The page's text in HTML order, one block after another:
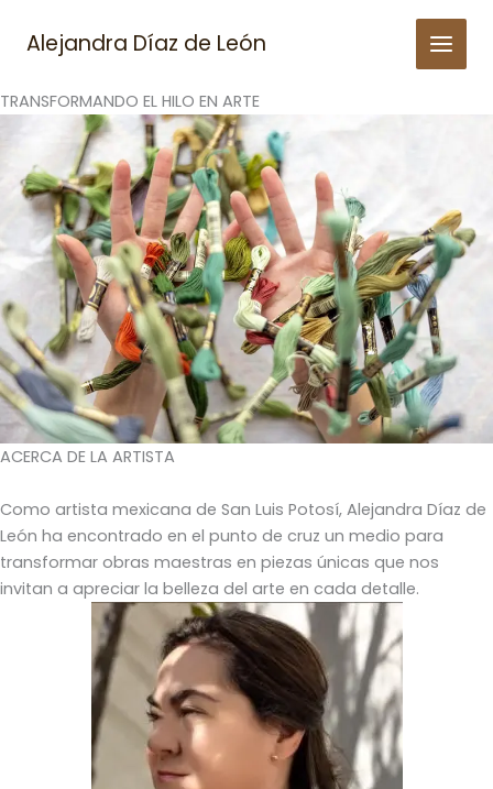
Alejandra Díaz de León
TRANSFORMANDO EL HILO EN ARTE
ACERCA DE LA ARTISTA
Como artista mexicana de San Luis Potosí, Alejandra Díaz de
León ha encontrado en el punto de cruz un medio para
transformar obras maestras en piezas únicas que nos
invitan a apreciar la belleza del arte en cada detalle.